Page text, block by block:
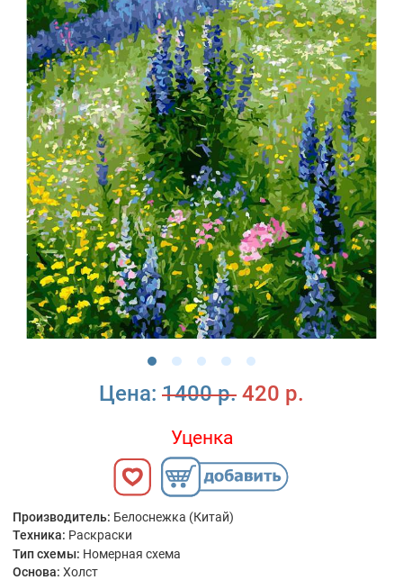
Цена: 1400 р. 420 р.
Уценка
Производитель: Белоснежка (Китай)
Техника: Раскраски
Тип схемы: Номерная схема
Основа: Холст